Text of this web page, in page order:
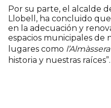
Por su parte, el alcalde
Llobell, ha concluido
en la adecuación y
espacios municipales de
lugares como l’Almàssera
historia y nuestras raíces”.